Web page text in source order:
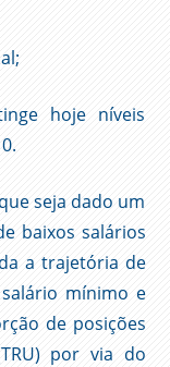
hoje níveis
seja dado um
baixos salários
a trajetória de
mínimo e
de posições
por via do